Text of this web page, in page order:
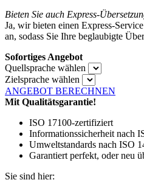
Bieten Sie auch Express-
Ja, wir bieten einen Express-
an, sodass Sie Ihre beglaubigte
Sofortiges Angebot
Quellsprache wählen
Zielsprache wählen
ANGEBOT BERECHNEN
Mit Qualitätsgarantie!
ISO 17100-zertifiziert
Informationssicherheit nach
Umweltstandards nach ISO
Garantiert perfekt, oder neu
Sie sind hier: